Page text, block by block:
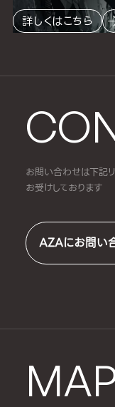
お問い合わせは下記
お受けしております
AZAにお問い
詳しくはこちら